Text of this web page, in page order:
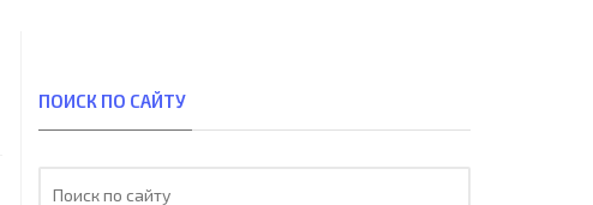
ПОИСК ПО САЙТУ